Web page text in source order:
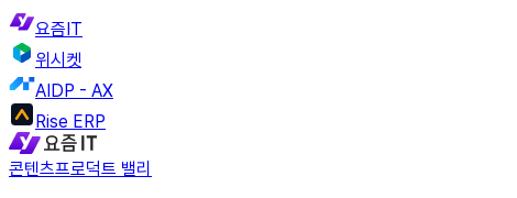
요즘IT
위시켓
AIDP - AX
Rise ERP
콘텐츠프로덕트 밸리